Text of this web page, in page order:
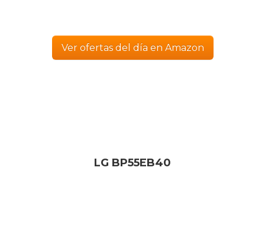
Ver ofertas del día en Amazon
LG BP55EB40